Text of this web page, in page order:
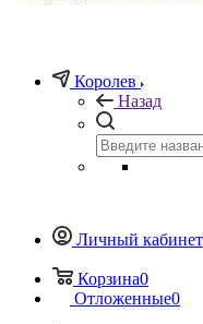
Королев
Назад
Личный кабинет
Корзина0
Отложенные0